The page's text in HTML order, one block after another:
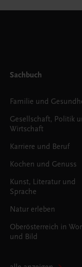
Sachbuch
Familie und
Gesellschaft, Politik
Wirtschaft
Karriere und Beruf
Kochen und Genuss
Kunst, Literatur und
Sprache
Natur erleben
Oberösterreich in
und Bild